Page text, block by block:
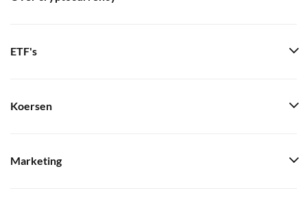
ETF's
Koersen
Marketing